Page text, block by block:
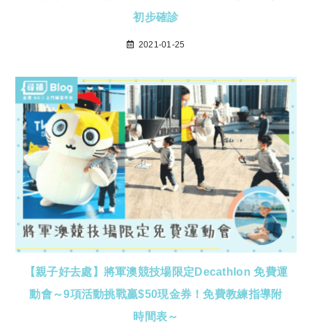
初步確診
2021-01-25
【親子好去處】將軍澳競技場限定Decathlon 免費運
動會～9項活動挑戰贏$50現金券！免費教練指導附
時間表～